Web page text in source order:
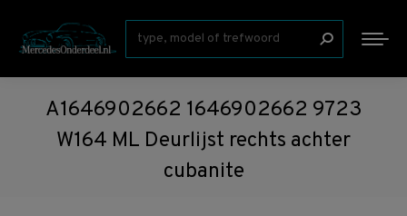
Zoeken:
A1646902662 1646902662 9723
W164 ML Deurlijst rechts achter
cubanite